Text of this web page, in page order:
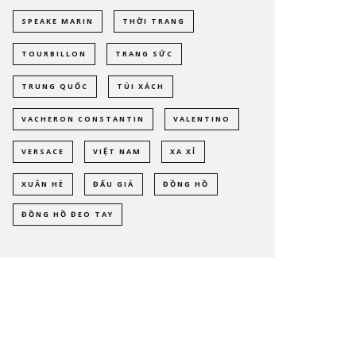
SPEAKE MARIN THỜI TRANG
TOURBILLON TRANG SỨC
TRUNG QUỐC TÚI XÁCH
VACHERON CONSTANTIN VALENTINO
VERSACE VIỆT NAM XA XỈ
XUÂN HÈ ĐẤU GIÁ ĐỒNG HỒ
ĐỒNG HỒ ĐEO TAY